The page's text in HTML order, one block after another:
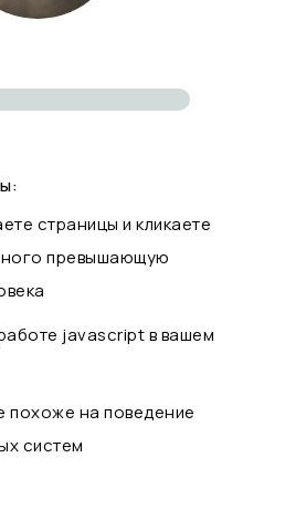
страницы и кликаете
превышающую
javascript в вашем
похоже на поведение
систем